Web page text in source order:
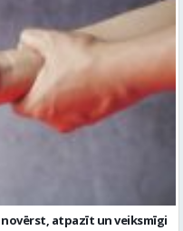
atpazīt un veiksmīgi